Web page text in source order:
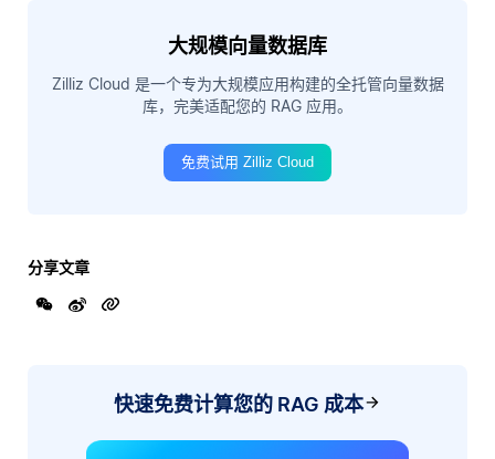
大规模向量数据库
Zilliz Cloud 是一个专为大规模应用构建的全托管向量数据
库，完美适配您的 RAG 应用。
免费试用 Zilliz Cloud
分享文章
快速免费计算您的 RAG 成本